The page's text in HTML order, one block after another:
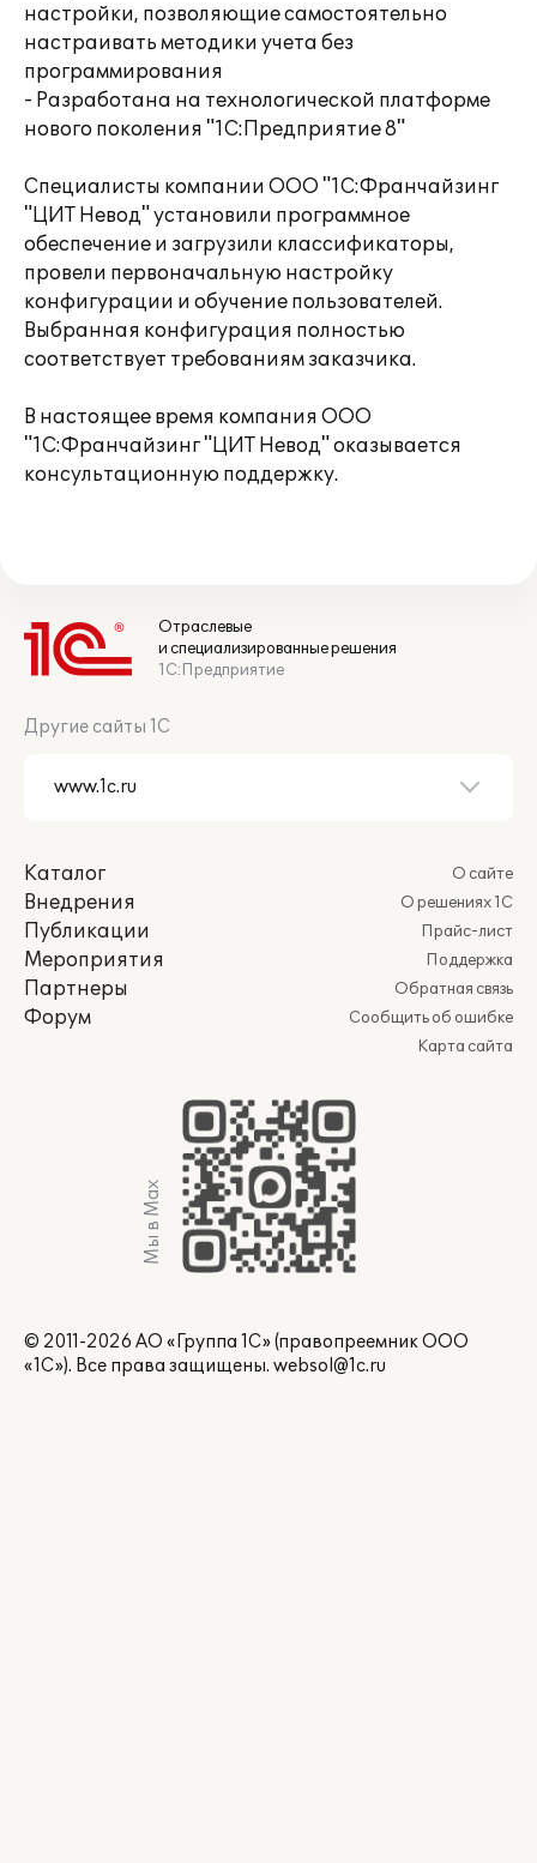
настройки, позволяющие самостоятельно
настраивать методики учета без
программирования
- Разработана на технологической платформе
нового поколения "1С:Предприятие 8"
Специалисты компании ООО "1С:Франчайзинг
"ЦИТ Невод" установили программное
обеспечение и загрузили классификаторы,
провели первоначальную настройку
конфигурации и обучение пользователей.
Выбранная конфигурация полностью
соответствует требованиям заказчика.
В настоящее время компания ООО
"1С:Франчайзинг "ЦИТ Невод" оказывается
консультационную поддержку.
Отраслевые
и специализированные решения
1С:Предприятие
Другие сайты 1С
Каталог
Внедрения
Публикации
Мероприятия
Партнеры
Форум
О сайте
О решениях 1С
Прайс-лист
Поддержка
Обратная связь
Сообщить об ошибке
Карта сайта
Мы в Max
© 2011-2026 АО «Группа 1С» (правопреемник ООО
«1С»). Все права защищены. websol@1c.ru